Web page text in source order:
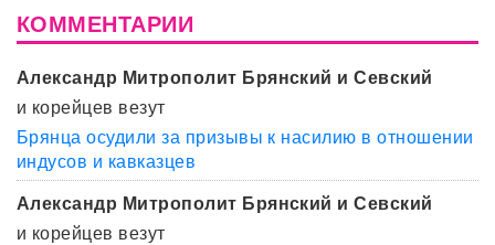
КОММЕНТАРИИ
Александр Митрополит Брянский и Севский
и корейцев везут
Брянца осудили за призывы к насилию в отношении
индусов и кавказцев
Александр Митрополит Брянский и Севский
и корейцев везут